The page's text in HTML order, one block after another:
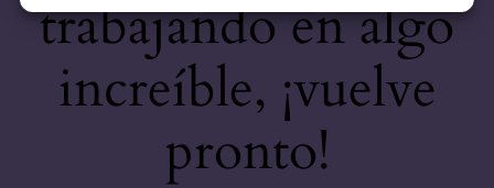
trabajando en algo
increíble, ¡vuelve
pronto!